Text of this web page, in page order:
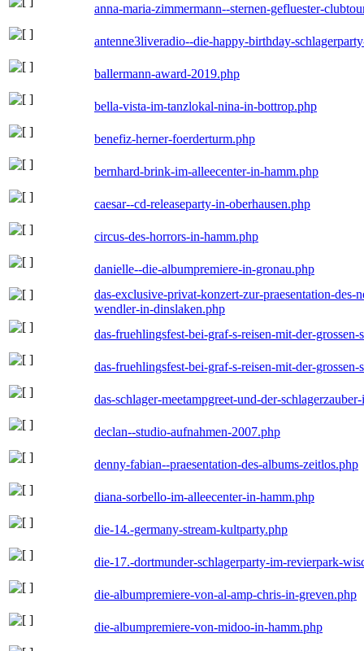
anna-maria-zimmermann--sternen-gefluester-
antenne3liveradio--die-happy-birthday-
ballermann-award-2019.php
bella-vista-im-tanzlokal-nina-in-bottrop.php
benefiz-herner-foerderturm.php
bernhard-brink-im-alleecenter-in-hamm.php
caesar--cd-releaseparty-in-oberhausen.php
circus-des-horrors-in-hamm.php
danielle--die-albumpremiere-in-gronau.php
das-exclusive-privat-konzert-zur-praesentation-
wendler-in-dinslaken.php
das-fruehlingsfest-bei-graf-s-reisen-mit-der-
das-fruehlingsfest-bei-graf-s-reisen-mit-der-
das-schlager-meetampgreet-und-der-
declan--studio-aufnahmen-2007.php
denny-fabian--praesentation-des-albums-zeitlos.php
diana-sorbello-im-alleecenter-in-hamm.php
die-14.-germany-stream-kultparty.php
die-17.-dortmunder-schlagerparty-im-revierpark-
die-albumpremiere-von-al-amp-chris-in-greven.php
die-albumpremiere-von-midoo-in-hamm.php